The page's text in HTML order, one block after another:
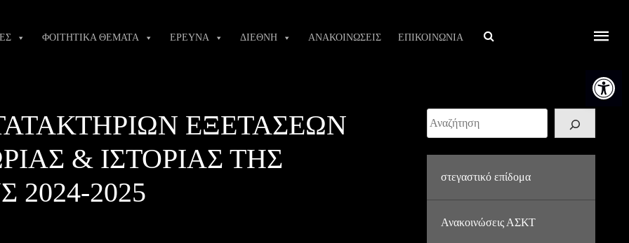
Ανοίξτε
ΦΟΙΤΗΤΙΚΑ ΘΕΜΑΤΑ ΕΡΕΥΝΑ ΔΙΕΘΝΗ ΑΝΑΚΟΙΝΩΣΕΙΣ ΕΠΙΚΟΙΝΩΝΙΑ Αναζήτηση
ΕΞΕΤΑΣΕΩΝ
& ΙΣΤΟΡΙΑΣ ΤΗΣ
2025
Αναζήτηση
στεγαστικό επίδομα
Ανακοινώσεις ΑΣΚΤ